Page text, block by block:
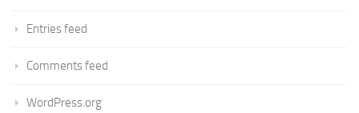
Entries feed
Comments feed
WordPress.org